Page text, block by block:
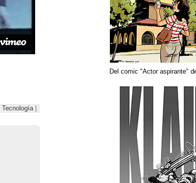
Tecnología|
Del comic "Actor aspirante"